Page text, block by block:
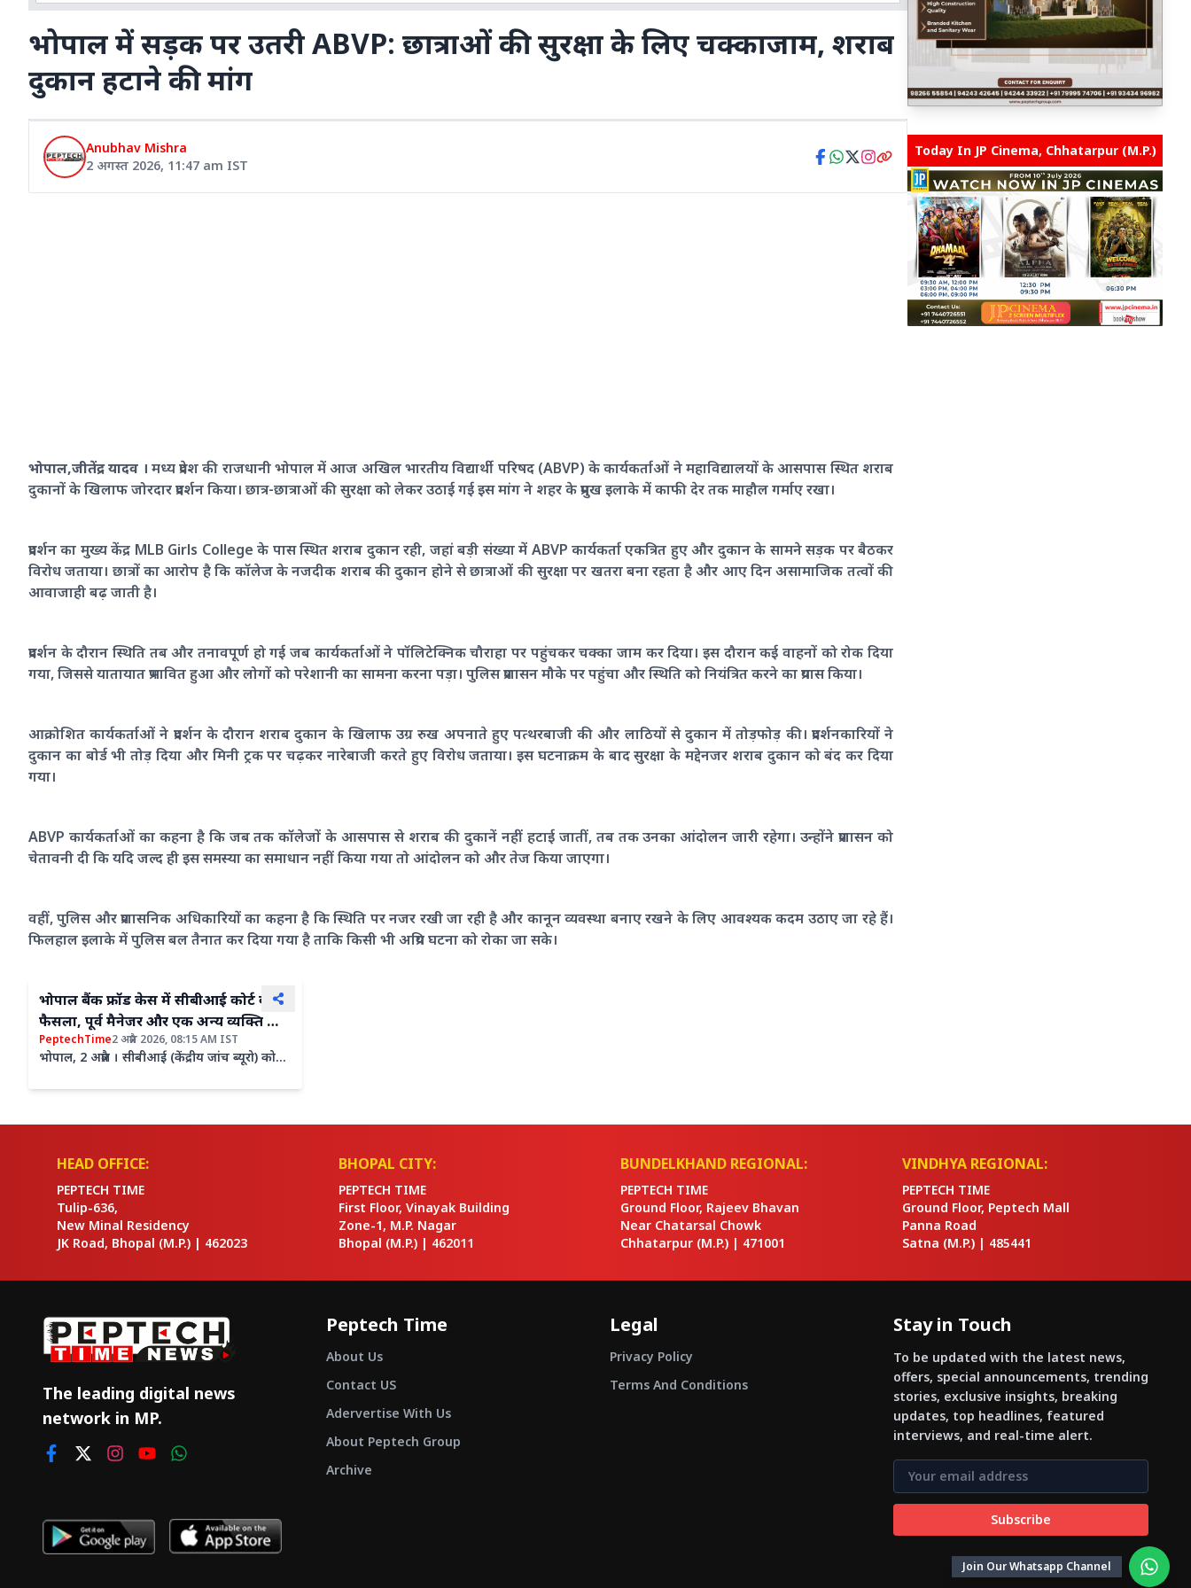
भोपाल में सड़क पर उतरी ABVP: छात्राओं की सुरक्षा के लिए चक्काजाम, शराब
दुकान हटाने की मांग
Anubhav Mishra
2 अगस्त 2026, 11:47 am IST
Today In JP Cinema, Chhatarpur (M.P.)
Join Our Whatsapp Channel
भोपाल,जीतेंद्र यादव । मध्य प्रदेश की राजधानी भोपाल में आज अखिल भारतीय विद्यार्थी परिषद (ABVP) के कार्यकर्ताओं ने महाविद्यालयों के आसपास स्थित शराब
दुकानों के खिलाफ जोरदार प्रदर्शन किया। छात्र-छात्राओं की सुरक्षा को लेकर उठाई गई इस मांग ने शहर के प्रमुख इलाके में काफी देर तक माहौल गर्माए रखा।
प्रदर्शन का मुख्य केंद्र MLB Girls College के पास स्थित शराब दुकान रही, जहां बड़ी संख्या में ABVP कार्यकर्ता एकत्रित हुए और दुकान के सामने सड़क पर बैठकर
विरोध जताया। छात्रों का आरोप है कि कॉलेज के नजदीक शराब की दुकान होने से छात्राओं की सुरक्षा पर खतरा बना रहता है और आए दिन असामाजिक तत्वों की
आवाजाही बढ़ जाती है।
प्रदर्शन के दौरान स्थिति तब और तनावपूर्ण हो गई जब कार्यकर्ताओं ने पॉलिटेक्निक चौराहा पर पहुंचकर चक्का जाम कर दिया। इस दौरान कई वाहनों को रोक दिया
गया, जिससे यातायात प्रभावित हुआ और लोगों को परेशानी का सामना करना पड़ा। पुलिस प्रशासन मौके पर पहुंचा और स्थिति को नियंत्रित करने का प्रयास किया।
आक्रोशित कार्यकर्ताओं ने प्रदर्शन के दौरान शराब दुकान के खिलाफ उग्र रुख अपनाते हुए पत्थरबाजी की और लाठियों से दुकान में तोड़फोड़ की। प्रदर्शनकारियों ने
दुकान का बोर्ड भी तोड़ दिया और मिनी ट्रक पर चढ़कर नारेबाजी करते हुए विरोध जताया। इस घटनाक्रम के बाद सुरक्षा के मद्देनजर शराब दुकान को बंद कर दिया
गया।
ABVP कार्यकर्ताओं का कहना है कि जब तक कॉलेजों के आसपास से शराब की दुकानें नहीं हटाई जातीं, तब तक उनका आंदोलन जारी रहेगा। उन्होंने प्रशासन को
चेतावनी दी कि यदि जल्द ही इस समस्या का समाधान नहीं किया गया तो आंदोलन को और तेज किया जाएगा।
वहीं, पुलिस और प्रशासनिक अधिकारियों का कहना है कि स्थिति पर नजर रखी जा रही है और कानून व्यवस्था बनाए रखने के लिए आवश्यक कदम उठाए जा रहे हैं।
फिलहाल इलाके में पुलिस बल तैनात कर दिया गया है ताकि किसी भी अप्रिय घटना को रोका जा सके।
भोपाल बैंक फ्रॉड केस में सीबीआई कोर्ट का
फैसला, पूर्व मैनेजर और एक अन्य व्यक्ति को
भेजा जेल
PeptechTime2 अप्रैल 2026, 08:15 AM IST
भोपाल, 2 अप्रैल । सीबीआई (केंद्रीय जांच ब्यूरो) कोर्ट
कोर्ट ने बैंक ऑफ इंडिया मिसरौद शाखा के पूर्व
HEAD OFFICE:
PEPTECH TIME
Tulip-636,
New Minal Residency
JK Road, Bhopal (M.P.) | 462023
BHOPAL CITY:
PEPTECH TIME
First Floor, Vinayak Building
Zone-1, M.P. Nagar
Bhopal (M.P.) | 462011
BUNDELKHAND REGIONAL:
PEPTECH TIME
Ground Floor, Rajeev Bhavan
Near Chatarsal Chowk
Chhatarpur (M.P.) | 471001
VINDHYA REGIONAL:
PEPTECH TIME
Ground Floor, Peptech Mall
Panna Road
Satna (M.P.) | 485441
The leading digital news
network in MP.
Peptech Time
About Us
Contact US
Adervertise With Us
About Peptech Group
Archive
Legal
Privacy Policy
Terms And Conditions
Stay in Touch
To be updated with the latest news,
offers, special announcements, trending
stories, exclusive insights, breaking
updates, top headlines, featured
interviews, and real-time alert.
Subscribe